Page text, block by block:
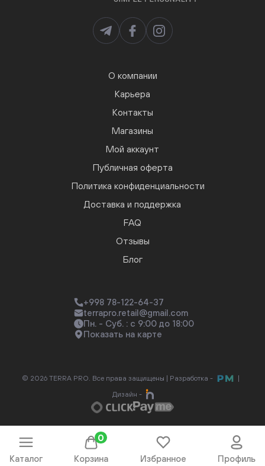
Каталог Корзина
0
Избранное Профиль
О компании
Карьера
Контакты
Магазины
Мой аккаунт
Публичная оферта
Политика конфиденциальности
Доставка и поддержка
FAQ
Отзывы
Блог
+998 78-122-64-37
terrapro.retail@gmail.com
Пн. - Суб. : с 9:00 до 18:00
Показать на карте
© 2026 TERRA PRO. Все права защищены | Разработка -
Дизайн -